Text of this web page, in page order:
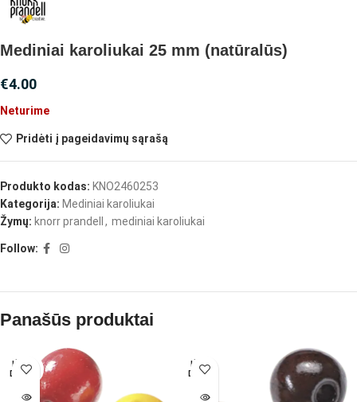
Mediniai karoliukai 25 mm (natūralūs)
€4.00
Neturime
Pridėti į pageidavimų sąrašą
Produkto kodas: KNO2460253
Kategorija: Mediniai karoliukai
Žymų: knorr prandell , mediniai karoliukai
Follow:
Panašūs produktai
IŠPAR
DUOTA
IŠPAR
DUOTA